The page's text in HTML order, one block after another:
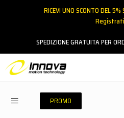
RICEVI UNO SCONTO DEL
SPEDIZIONE GRATUITA PER
PROMO